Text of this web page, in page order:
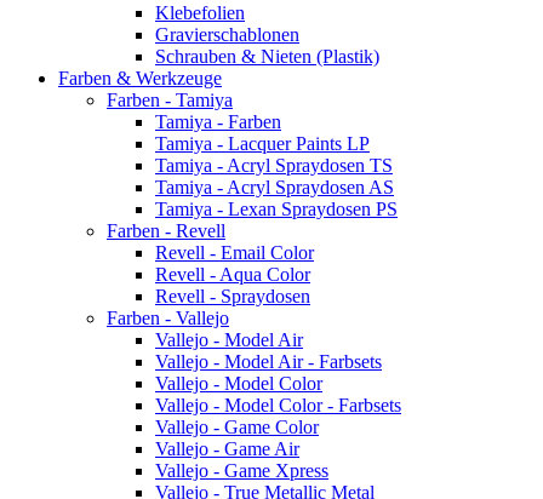
Klebefolien
Gravierschablonen
Schrauben & Nieten (Plastik)
Farben & Werkzeuge
Farben - Tamiya
Tamiya - Farben
Tamiya - Lacquer Paints LP
Tamiya - Acryl Spraydosen TS
Tamiya - Acryl Spraydosen AS
Tamiya - Lexan Spraydosen PS
Farben - Revell
Revell - Email Color
Revell - Aqua Color
Revell - Spraydosen
Farben - Vallejo
Vallejo - Model Air
Vallejo - Model Air - Farbsets
Vallejo - Model Color
Vallejo - Model Color - Farbsets
Vallejo - Game Color
Vallejo - Game Air
Vallejo - Game Xpress
Vallejo - True Metallic Metal